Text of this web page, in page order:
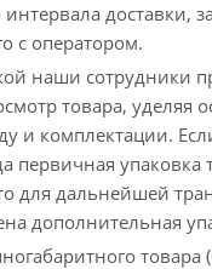
интервала доставки,
с оператором.
наши сотрудники
товара, уделяя
и комплектации.
первичная упаковка
для дальнейшей
дополнительная
товара